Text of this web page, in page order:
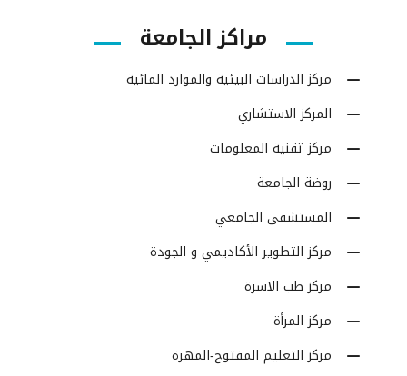
مراكز الجامعة
مركز الدراسات البيئية والموارد المائية
المركز الاستشاري
مركز تقنية المعلومات
روضة الجامعة
المستشفى الجامعي
مركز التطوير الأكاديمي و الجودة
مركز طب الاسرة
مركز المرأة
مركز التعليم المفتوح-المهرة